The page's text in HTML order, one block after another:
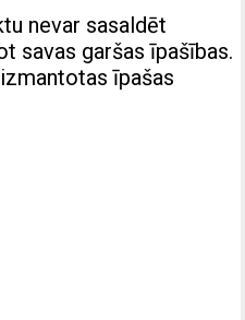
nevar sasaldēt
savas garšas īpašības.
īpašas